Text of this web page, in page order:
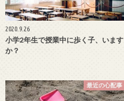
2020.9.26
小学2年生で授業中に歩く子、います
か？
最近の心配事